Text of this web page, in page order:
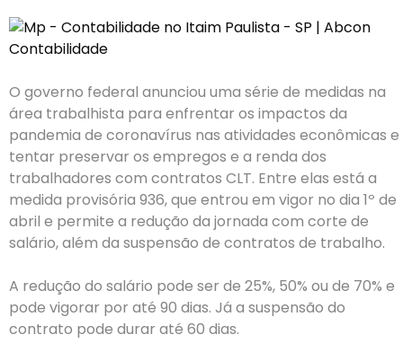
O governo federal anunciou uma série de medidas na
área trabalhista para enfrentar os impactos da
pandemia de coronavírus nas atividades econômicas e
tentar preservar os empregos e a renda dos
trabalhadores com contratos CLT. Entre elas está a
medida provisória 936, que entrou em vigor no dia 1º de
abril e permite a redução da jornada com corte de
salário, além da suspensão de contratos de trabalho.
A redução do salário pode ser de 25%, 50% ou de 70% e
pode vigorar por até 90 dias. Já a suspensão do
contrato pode durar até 60 dias.